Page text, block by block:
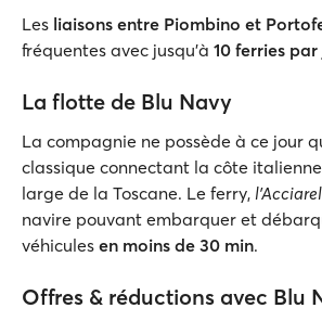
Les liaisons entre Piombino et
fréquentes avec jusqu’à 10 ferries
La flotte de Blu Navy
La compagnie ne possède à ce jour
classique connectant la côte italienne
large de la Toscane. Le ferry,
navire pouvant embarquer et
véhicules en moins de 30 min.
Offres & réductions avec Blu